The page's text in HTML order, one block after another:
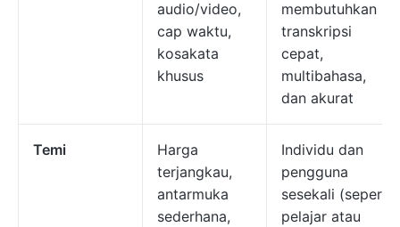
audio/video,
cap waktu,
kosakata
khusus
membutuhkan
transkripsi
cepat,
multibahasa,
dan akurat
Temi
Harga
terjangkau,
antarmuka
sederhana,
Individu dan
pengguna
sesekali (seperti
pelajar atau